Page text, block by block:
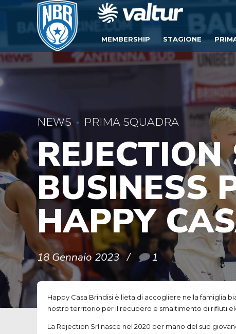
MEMBERSHIP STAGIONE
NEWS PRIMA SQUADRA
BUSINESS
HAPPY
18 Gennaio 2023 1
Happy Casa Brindisi è lieta di accogliere nella famiglia
nostro territorio per il recupero e smaltimento di rifiuti
La Rejection Srl nasce nel 2020 per mano del suo